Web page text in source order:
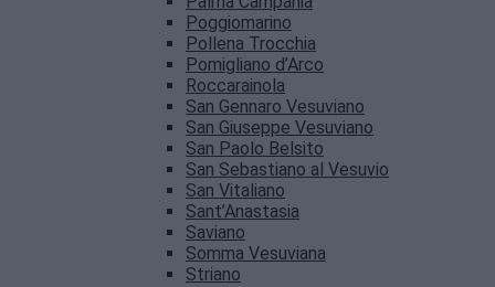
Poggiomarino
Pollena Trocchia
Pomigliano d’Arco
Roccarainola
San Gennaro Vesuviano
San Giuseppe Vesuviano
San Paolo Belsito
San Sebastiano al Vesuvio
San Vitaliano
Sant’Anastasia
Saviano
Somma Vesuviana
Striano